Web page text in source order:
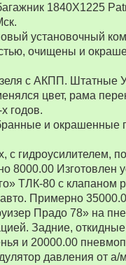
1840Х1225
установочный
очищены и
с АКПП. Штатные
цвет, рама
годов.
и окрашенные
с гидроусилителем,
8000.00 Изготовлен
ТЛК-80 с клапаном
Примерно
Прадо 78» на
Задние,
и 20000.00
давления от